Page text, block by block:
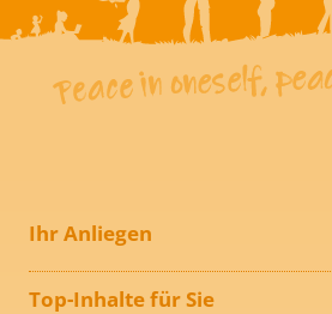
Ihr Anliegen
Top-Inhalte für Sie